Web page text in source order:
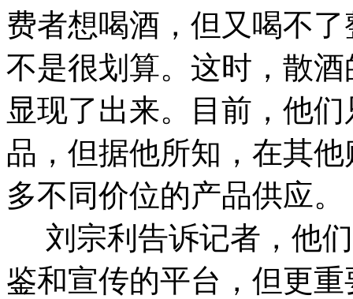
费者想喝酒，但又喝不
不是很划算。这时，散
显现了出来。目前，他
品，但据他所知，在其
多不同价位的产品供应。
刘宗利告诉记者，他
鉴和宣传的平台，但更